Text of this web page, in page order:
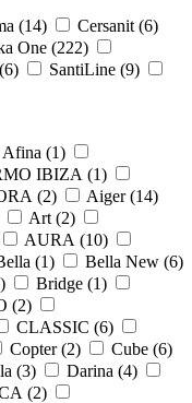
(14) Cersanit (6)
One (222)
6) SantiLine (9)
Afina (1)
IBIZA (1)
(2) Aiger (14)
Art (2)
AURA (10)
(1) Bella New (6)
) Bridge (1)
(2)
CLASSIC (6)
Copter (2) Cube (6)
(3) Darina (4)
(2)